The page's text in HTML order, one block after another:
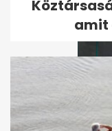
amit